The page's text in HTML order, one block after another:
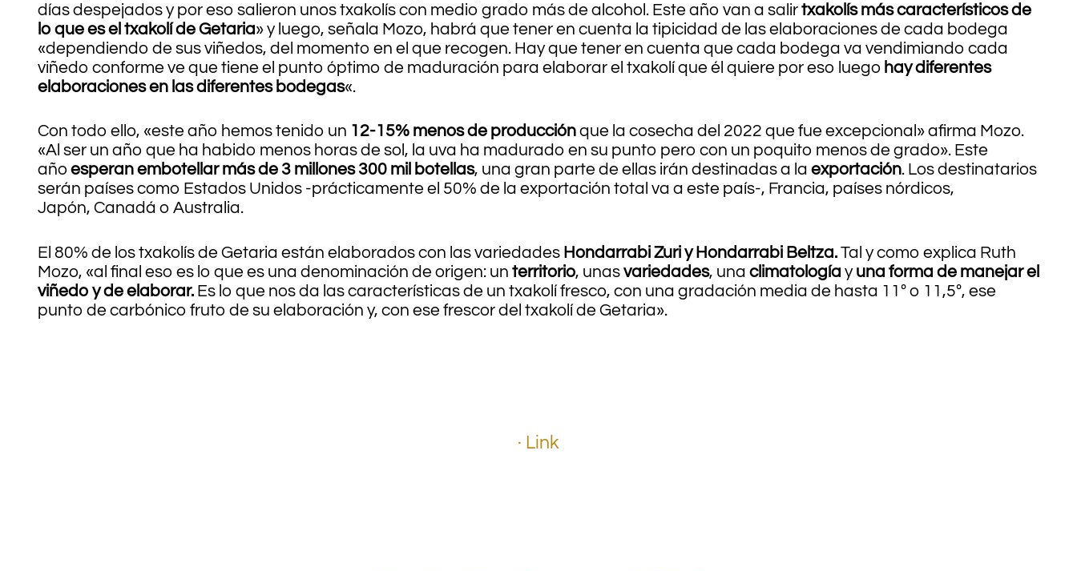
días despejados y por eso salieron unos txakolís con medio grado más de alcohol. Este año van a salirtxakolís más característicos de
lo que es el txakolí de Getaria» y luego, señala Mozo, habrá que tener en cuenta la tipicidad de las elaboraciones de cada bodega
«dependiendo de sus viñedos, del momento en el que recogen. Hay que tener en cuenta que cada bodega va vendimiando cada
viñedo conforme ve que tiene el punto óptimo de maduración para elaborar el txakolí que él quiere por eso luego hay diferentes
elaboraciones en las diferentes bodegas«.
Con todo ello, «este año hemos tenido un 12-15% menos de producciónque la cosecha del 2022 que fue excepcional» afirma Mozo.
«Al ser un año que ha habido menos horas de sol, la uva ha madurado en su punto pero con un poquito menos de grado». Este
añoesperan embotellar más de 3 millones 300 mil botellas, una gran parte de ellas irán destinadas a la exportación. Los destinatarios
serán países como Estados Unidos -prácticamente el 50% de la exportación total va a este país-, Francia, países nórdicos,
Japón, Canadá o Australia.
El 80% de los txakolís de Getaria están elaborados con las variedades Hondarrabi Zuri y Hondarrabi Beltza.Tal y como explica Ruth
Mozo, «al final eso es lo que es una denominación de origen: un territorio, unasvariedades, una climatología yuna forma de manejar el
viñedo y de elaborar. Es lo que nos da las características de un txakolí fresco, con una gradación media de hasta 11º o 11,5º, ese
punto de carbónico fruto de su elaboración y, con ese frescor del txakolí de Getaria».
· Link